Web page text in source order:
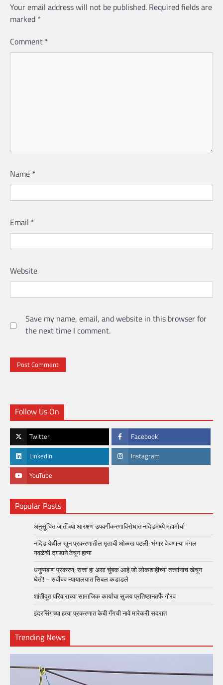
Your email address will not be published. Required fields are
marked *
Comment *
Name *
Email *
Website
Save my name, email, and website in this browser for
the next time I comment.
Follow Us On
Twitter Facebook
LinkedIn Instagram
YouTube
Popular Posts
अनुसूचित जातींच्या आरक्षण उपवर्गीकरणाविरोधात नांदेडमध्ये महामोर्चा
नांदेड येथील खुन प्रकरणातील मृताची ओळख पटली; भंगार वेचणाऱ्या मंगल
गवळेची दगडाने ठेचून हत्या
धनुष्यबाण प्रकरण; सत्ता हा असा चुंबक आहे जो लोकशाहीच्या तत्त्वांनाच खेचून
घेतो! – सर्वोच्च न्यायालयात सिबल कडाडले
शांतीदूत परिवाराच्या सामाजिक कार्याचा सुजय प्रतिष्ठानतर्फे गौरव
इंदरसिंगच्या हत्या प्रकरणात केबी गँगची नावे मारेकरी सदरात
Trending News